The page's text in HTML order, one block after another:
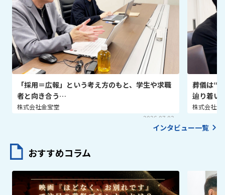
インタビュー一覧
「採用＝広報」という考え方のもと、学生や求職
者と向き合う…
株式会社金宝堂
2026.07.03
葬儀は“
辿り着い
株式会社金
おすすめコラム